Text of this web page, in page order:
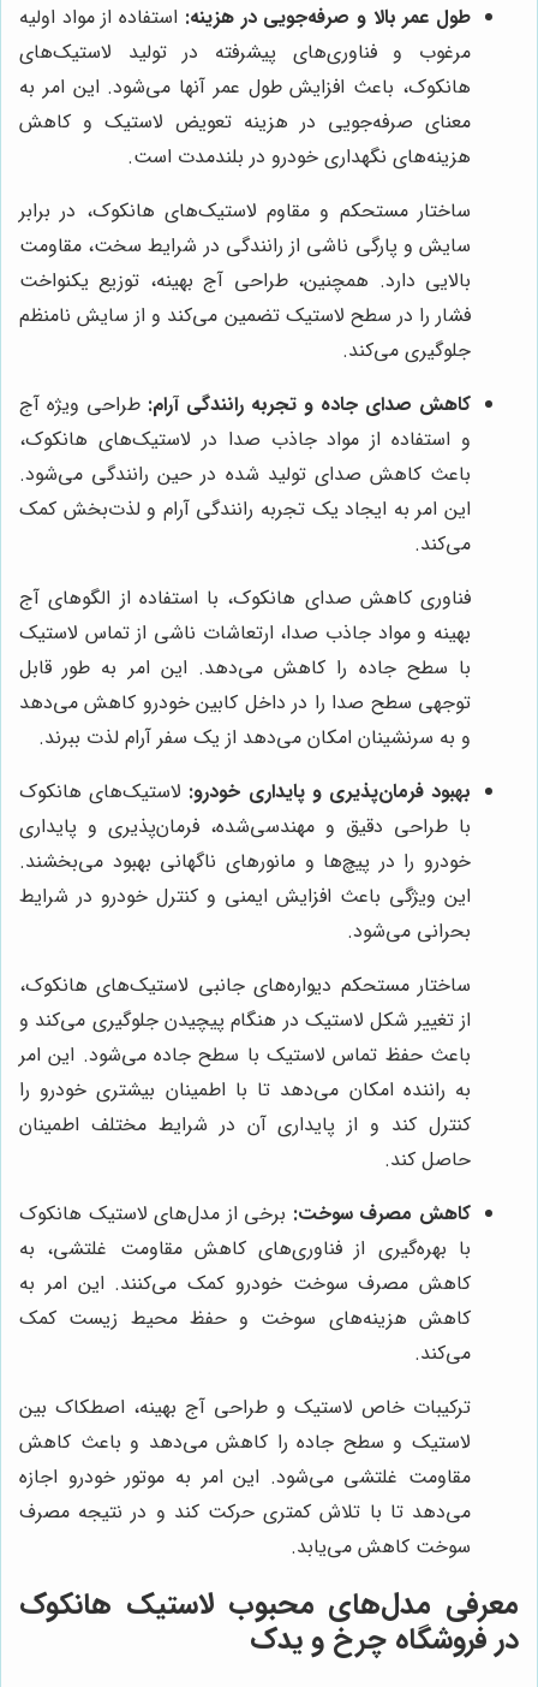
طول عمر بالا و صرفه‌جویی در هزینه: استفاده از مواد اولیه
مرغوب و فناوری‌های پیشرفته در تولید لاستیک‌های
هانکوک، باعث افزایش طول عمر آنها می‌شود. این امر به
معنای صرفه‌جویی در هزینه تعویض لاستیک و کاهش
هزینه‌های نگهداری خودرو در بلندمدت است.
ساختار مستحکم و مقاوم لاستیک‌های هانکوک، در برابر
سایش و پارگی ناشی از رانندگی در شرایط سخت، مقاومت
بالایی دارد. همچنین، طراحی آج بهینه، توزیع یکنواخت
فشار را در سطح لاستیک تضمین می‌کند و از سایش نامنظم
جلوگیری می‌کند.
کاهش صدای جاده و تجربه رانندگی آرام: طراحی ویژه آج
و استفاده از مواد جاذب صدا در لاستیک‌های هانکوک،
باعث کاهش صدای تولید شده در حین رانندگی می‌شود.
این امر به ایجاد یک تجربه رانندگی آرام و لذت‌بخش کمک
می‌کند.
فناوری کاهش صدای هانکوک، با استفاده از الگوهای آج
بهینه و مواد جاذب صدا، ارتعاشات ناشی از تماس لاستیک
با سطح جاده را کاهش می‌دهد. این امر به طور قابل
توجهی سطح صدا را در داخل کابین خودرو کاهش می‌دهد
و به سرنشینان امکان می‌دهد از یک سفر آرام لذت ببرند.
بهبود فرمان‌پذیری و پایداری خودرو: لاستیک‌های هانکوک
با طراحی دقیق و مهندسی‌شده، فرمان‌پذیری و پایداری
خودرو را در پیچ‌ها و مانورهای ناگهانی بهبود می‌بخشند.
این ویژگی باعث افزایش ایمنی و کنترل خودرو در شرایط
بحرانی می‌شود.
ساختار مستحکم دیواره‌های جانبی لاستیک‌های هانکوک،
از تغییر شکل لاستیک در هنگام پیچیدن جلوگیری می‌کند و
باعث حفظ تماس لاستیک با سطح جاده می‌شود. این امر
به راننده امکان می‌دهد تا با اطمینان بیشتری خودرو را
کنترل کند و از پایداری آن در شرایط مختلف اطمینان
حاصل کند.
کاهش مصرف سوخت: برخی از مدل‌های لاستیک هانکوک
با بهره‌گیری از فناوری‌های کاهش مقاومت غلتشی، به
کاهش مصرف سوخت خودرو کمک می‌کنند. این امر به
کاهش هزینه‌های سوخت و حفظ محیط زیست کمک
می‌کند.
ترکیبات خاص لاستیک و طراحی آج بهینه، اصطکاک بین
لاستیک و سطح جاده را کاهش می‌دهد و باعث کاهش
مقاومت غلتشی می‌شود. این امر به موتور خودرو اجازه
می‌دهد تا با تلاش کمتری حرکت کند و در نتیجه مصرف
سوخت کاهش می‌یابد.
معرفی مدل‌های محبوب لاستیک هانکوک
در فروشگاه چرخ و یدک